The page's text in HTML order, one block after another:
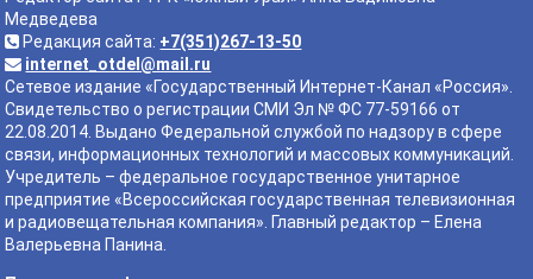
Медведева
Редакция сайта: +7(351)267-13-50
internet_otdel@mail.ru
Сетевое издание «Государственный Интернет-Канал «Россия».
Свидетельство о регистрации СМИ Эл № ФС 77-59166 от
22.08.2014. Выдано Федеральной службой по надзору в сфере
связи, информационных технологий и массовых коммуникаций.
Учредитель – федеральное государственное унитарное
предприятие «Всероссийская государственная телевизионная
и радиовещательная компания». Главный редактор – Елена
Валерьевна Панина.